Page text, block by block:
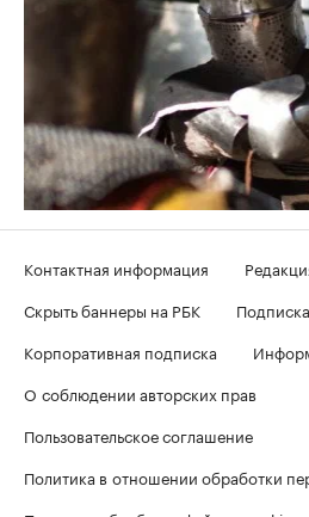
Контактная информация
Скрыть баннеры на РБК
Корпоративная подписка
О соблюдении авторских прав
Пользовательское соглашение
Политика в отношении обработки